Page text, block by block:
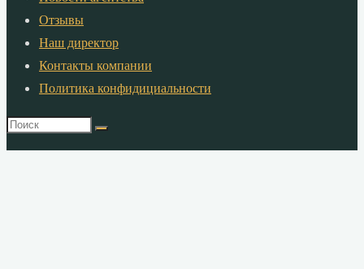
Отзывы
Наш директор
Контакты компании
Политика конфидициальности
Что